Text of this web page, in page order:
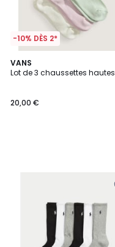
-10% DÈS 2*
VANS
Lot de 3 chaussettes hautes
20,00 €